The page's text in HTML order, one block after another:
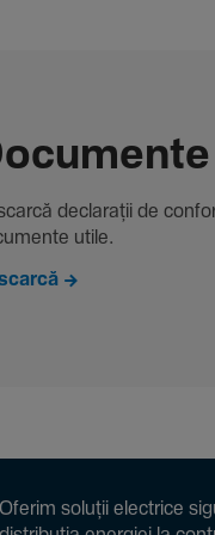
decla­rații de
utile.
soluții electrice